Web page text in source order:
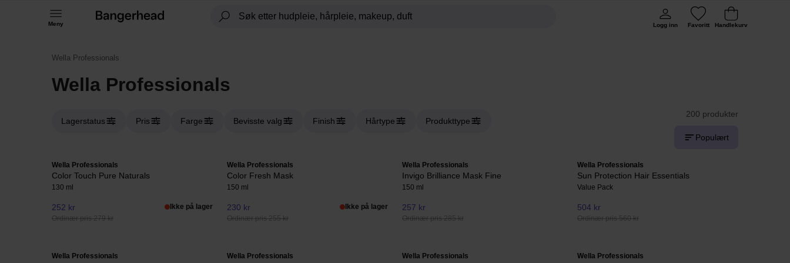
Meny Logg inn Favoritt Handlekurv
Wella Professionals
Wella Professionals
Lagerstatus Pris Farge Bevisste valg Finish Hårtype Produkttype
200 produkter
Populært
Wella Professionals
Color Touch Pure Naturals
130 ml
252 kr
Ordinær pris 279 kr
Ikke på lager
Wella Professionals
Color Fresh Mask
150 ml
230 kr
Ordinær pris 255 kr
Ikke på lager
Wella Professionals
Invigo Brilliance Mask Fine
150 ml
257 kr
Ordinær pris 285 kr
Wella Professionals
Sun Protection Hair Essentials
Value Pack
504 kr
Ordinær pris 560 kr
Wella Professionals Wella Professionals Wella Professionals Wella Professionals